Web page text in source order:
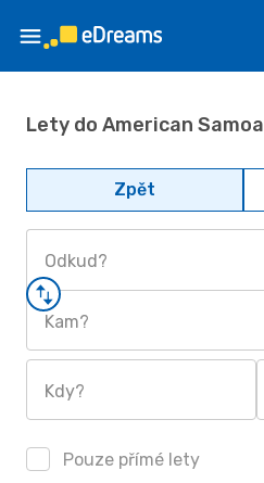
Lety do American Samoa
Zpět
Odkud?
Kam?
Kdy?
Pouze přímé lety